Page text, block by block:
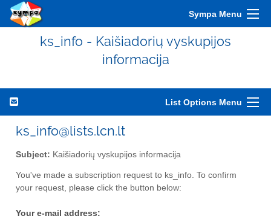
Sympa Menu
ks_info - Kaišiadorių vyskupijos
informacija
List Options Menu
ks_info@lists.lcn.lt
Subject: Kaišiadorių vyskupijos informacija
You've made a subscription request to ks_info. To confirm
your request, please click the button below:
Your e-mail address: